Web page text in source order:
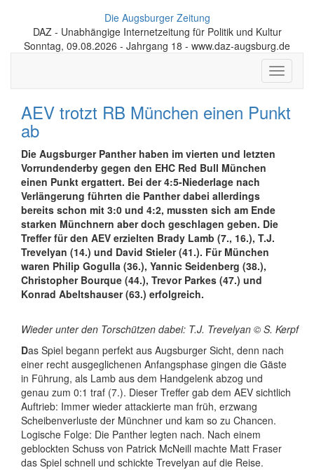
Die Augsburger Zeitung
DAZ - Unabhängige Internetzeitung für Politik und Kultur
Sonntag, 09.08.2026 - Jahrgang 18 - www.daz-augsburg.de
Toggle
AEV trotzt RB München einen Punkt
ab
Die Augsburger Panther haben im vierten und letzten
Vorrundenderby gegen den EHC Red Bull München
einen Punkt ergattert. Bei der 4:5-Niederlage nach
Verlängerung führten die Panther dabei allerdings
bereits schon mit 3:0 und 4:2, mussten sich am Ende
starken Münchnern aber doch geschlagen geben. Die
Treffer für den AEV erzielten Brady Lamb (7., 16.), T.J.
Trevelyan (14.) und David Stieler (41.). Für München
waren Philip Gogulla (36.), Yannic Seidenberg (38.),
Christopher Bourque (44.), Trevor Parkes (47.) und
Konrad Abeltshauser (63.) erfolgreich.
Wieder unter den Torschützen dabei: T.J. Trevelyan © S. Kerpf
Das Spiel begann perfekt aus Augsburger Sicht, denn nach
einer recht ausgeglichenen Anfangsphase gingen die Gäste
in Führung, als Lamb aus dem Handgelenk abzog und
genau zum 0:1 traf (7.). Dieser Treffer gab dem AEV sichtlich
Auftrieb: Immer wieder attackierte man früh, erzwang
Scheibenverluste der Münchner und kam so zu Chancen.
Logische Folge: Die Panther legten nach. Nach einem
geblockten Schuss von Patrick McNeill machte Matt Fraser
das Spiel schnell und schickte Trevelyan auf die Reise.